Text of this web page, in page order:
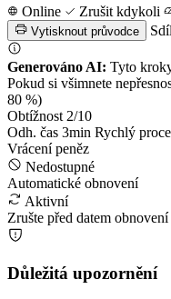
Online Zrušit kdykoli
Vytisknout průvodce
Generováno AI: Tyto
Pokud si všimnete
80 %)
Obtížnost 2/10
Odh. čas 3min Rychlý
Vrácení peněz
Nedostupné
Automatické obnovení
Aktivní
Zrušte před datem obnovení
Důležitá upozornění